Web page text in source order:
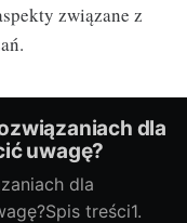
związane z
dla
uwagę?
dla
treści1.